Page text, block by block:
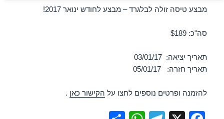
מבצע טיסה זולה לבלגרד – מבצע לחודש ינואר 2017!
סה"כ: $189
תאריך יציאה: 03/01/17
תאריך חזרה: 05/01/17
להזמנה ופרטים נוספים לחצו על הקישור כאן .